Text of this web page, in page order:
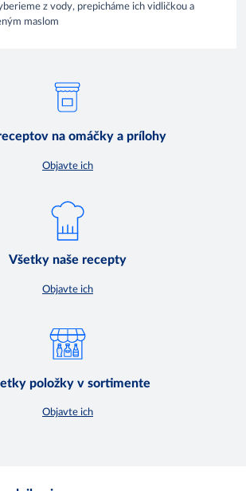
z vody, prepicháme ich vidličkou a
maslom
na omáčky a prílohy
Objavte ich
Všetky naše recepty
Objavte ich
položky v sortimente
Objavte ich